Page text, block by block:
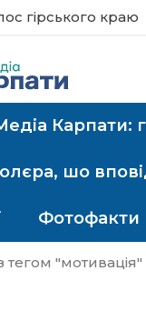
гірського краю
Карпати:
шо
Фотофакти
тегом "мотивація"